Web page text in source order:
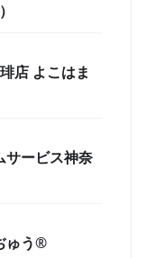
店 よこはま
サービス神奈
ゅう®